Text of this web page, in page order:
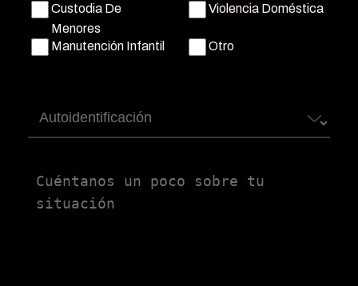
Custodia De
Menores
Violencia Doméstica
Manutención Infantil Otro
Autoidentificación
Untitled